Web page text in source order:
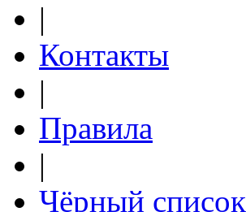
|
Контакты
|
Правила
|
Чёрный список